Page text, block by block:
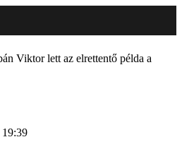
Viktor lett az elrettentő példa a